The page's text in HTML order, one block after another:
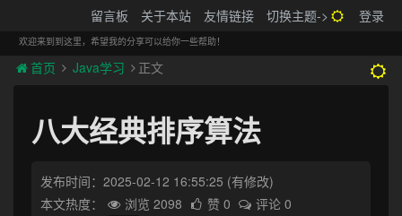
留言板 关于本站 友情链接 切换主题-> 登录
欢迎来到到这里，希望我的分享可以给你一些帮助！
首页 Java学习 正文
八大经典排序算法
发布时间：2025-02-12 16:55:25 (有修改)
本文热度：
浏览 2098 赞 0
评论 0